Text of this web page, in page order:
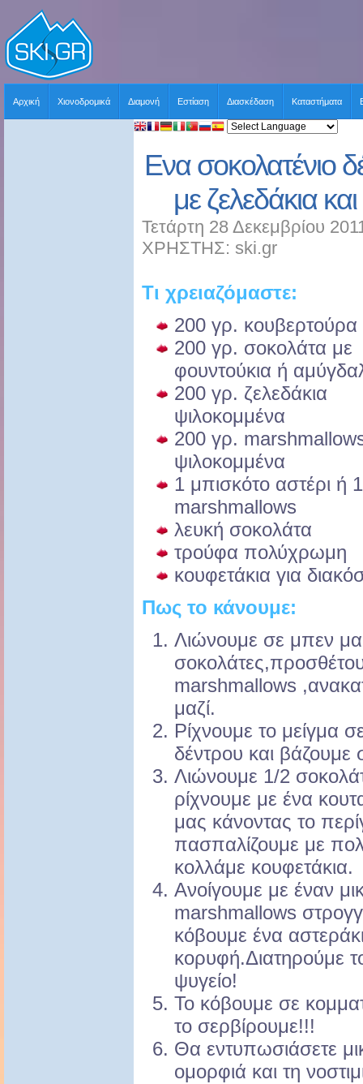
Αρχική Χιονοδρομικά Διαμονή Εστίαση Διασκέδαση Καταστήματα
Ενα σοκολατένιο
με ζελεδάκια
Τετάρτη 28 Δεκεμβρίου
ΧΡΗΣΤΗΣ: ski.gr
Τι χρειαζόμαστε:
200 γρ. κουβερτούρα
200 γρ. σοκολάτα με
φουντούκια ή
200 γρ. ζελεδάκια
ψιλοκομμένα
200 γρ.
ψιλοκομμένα
1 μπισκότο αστέρι ή 1
marshmallows
λευκή σοκολάτα
τρούφα πολύχρωμη
κουφετάκια για
Πως το κάνουμε:
Λιώνουμε σε μπεν
marshmallows
μαζί.
Ρίχνουμε το μείγμα
δέντρου και
Λιώνουμε 1/2
ρίχνουμε με ένα
μας κάνοντας το
πασπαλίζουμε με
κολλάμε κουφετάκια.
Ανοίγουμε με έναν
marshmallows
κόβουμε ένα
κορυφή.Διατηρούμε
ψυγείο!
Το κόβουμε σε
το σερβίρουμε!!!
Θα εντυπωσιάσετε
ομορφιά και τη